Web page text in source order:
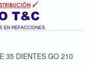
35 DIENTES GO 210